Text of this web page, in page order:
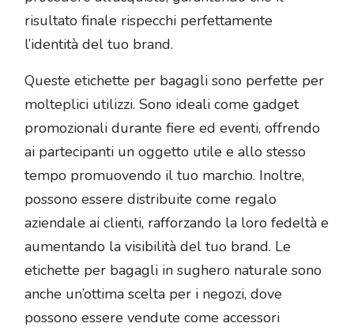
risultato finale rispecchi perfettamente
l’identità del tuo brand.
Queste etichette per bagagli sono perfette per
molteplici utilizzi. Sono ideali come gadget
promozionali durante fiere ed eventi, offrendo
ai partecipanti un oggetto utile e allo stesso
tempo promuovendo il tuo marchio. Inoltre,
possono essere distribuite come regalo
aziendale ai clienti, rafforzando la loro fedeltà e
aumentando la visibilità del tuo brand. Le
etichette per bagagli in sughero naturale sono
anche un’ottima scelta per i negozi, dove
possono essere vendute come accessori